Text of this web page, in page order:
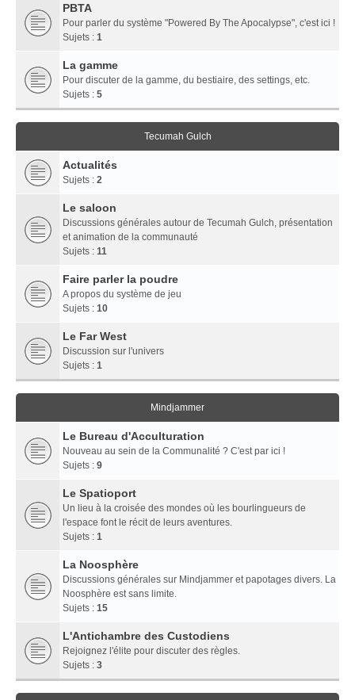
PBTA
Pour parler du système "Powered By The Apocalypse", c'est ici !
Sujets : 1
La gamme
Pour discuter de la gamme, du bestiaire, des settings, etc.
Sujets : 5
Tecumah Gulch
Actualités
Sujets : 2
Le saloon
Discussions générales autour de Tecumah Gulch, présentation
et animation de la communauté
Sujets : 11
Faire parler la poudre
A propos du système de jeu
Sujets : 10
Le Far West
Discussion sur l'univers
Sujets : 1
Mindjammer
Le Bureau d'Acculturation
Nouveau au sein de la Communalité ? C'est par ici !
Sujets : 9
Le Spatioport
Un lieu à la croisée des mondes où les bourlingueurs de
l'espace font le récit de leurs aventures.
Sujets : 1
La Noosphère
Discussions générales sur Mindjammer et papotages divers. La
Noosphère est sans limite.
Sujets : 15
L'Antichambre des Custodiens
Rejoignez l'élite pour discuter des règles.
Sujets : 3